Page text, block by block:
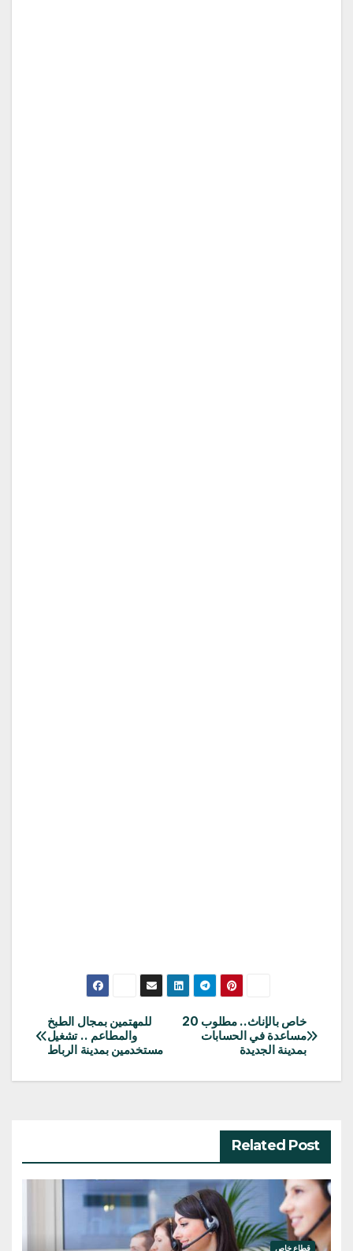
تصفّح
المقالات
للمهتمين بمجال الطبخ
والمطاعم .. تشغيل
مستخدمين بمدينة الرباط
خاص بالإناث.. مطلوب 20
مساعدة في الحسابات
بمدينة الجديدة
Related Post
قطاع خاص